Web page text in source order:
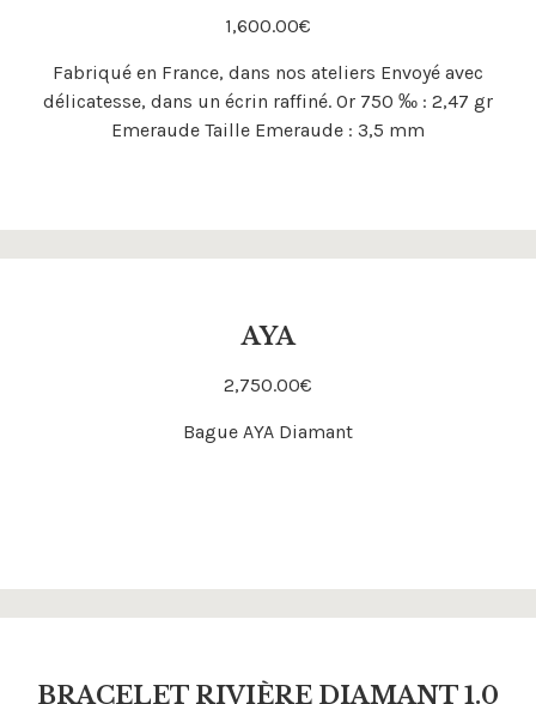
1,600.00€
Fabriqué en France, dans nos ateliers Envoyé avec
délicatesse, dans un écrin raffiné. Or 750 ‰ : 2,47 gr
Emeraude Taille Emeraude : 3,5 mm
AYA
2,750.00€
Bague AYA Diamant
BRACELET RIVIÈRE DIAMANT 1.0